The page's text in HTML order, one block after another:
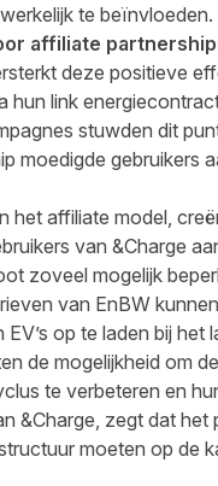
te beïnvloeden.
affiliate
deze positieve
hun link
stuwden dit
moedigde gebruikers
het affiliate model,
van &Charge
zoveel mogelijk
van EnBW
op te laden bij
de mogelijkheid om
te verbeteren en
&Charge, zegt dat het
moeten op de